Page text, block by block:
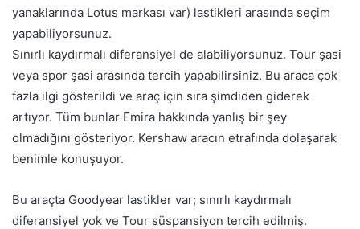
yanaklarında Lotus markası var) lastikleri arasında seçim
yapabiliyorsunuz.
Sınırlı kaydırmalı diferansiyel de alabiliyorsunuz. Tour şasi
veya spor şasi arasında tercih yapabilirsiniz. Bu araca çok
fazla ilgi gösterildi ve araç için sıra şimdiden giderek
artıyor. Tüm bunlar Emira hakkında yanlış bir şey
olmadığını gösteriyor. Kershaw aracın etrafında dolaşarak
benimle konuşuyor.
Bu araçta Goodyear lastikler var; sınırlı kaydırmalı
diferansiyel yok ve Tour süspansiyon tercih edilmiş.